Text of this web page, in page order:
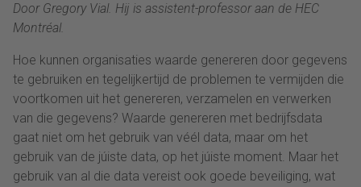
Door Gregory Vial. Hij is assistent-professor aan de HEC
Montréal.
Hoe kunnen organisaties waarde genereren door gegevens
te gebruiken en tegelijkertijd de problemen te vermijden die
voortkomen uit het genereren, verzamelen en verwerken
van die gegevens? Waarde genereren met bedrijfsdata
gaat niet om het gebruik van véél data, maar om het
gebruik van de júiste data, op het júiste moment. Maar het
gebruik van al die data vereist ook goede beveiliging, wat